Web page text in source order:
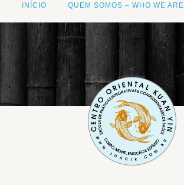
INÍCIO QUEM SOMOS – WHO WE ARE
<